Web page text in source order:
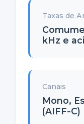
Taxas de
kHz e
Canais
Mono,
(AIFF‑C)